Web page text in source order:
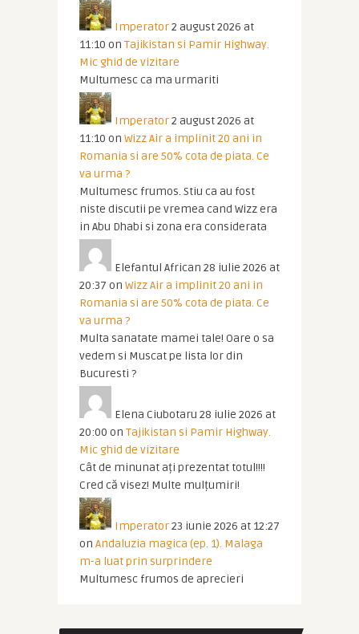
Imperator2 august 2026 at
11:10 on Tajikistan si Pamir Highway.
Mic ghid de vizitare
Multumesc ca ma urmariti
Imperator2 august 2026 at
11:10 on Wizz Air a implinit 20 ani in
Romania si are 50% cota de piata. Ce
va urma ?
Multumesc frumos. Stiu ca au fost
niste discutii pe vremea cand Wizz era
in Abu Dhabi si zona era considerata
Elefantul African 28 iulie 2026 at
20:37 on Wizz Air a implinit 20 ani in
Romania si are 50% cota de piata. Ce
va urma ?
Multa sanatate mamei tale! Oare o sa
vedem si Muscat pe lista lor din
Bucuresti ?
Elena Ciubotaru 28 iulie 2026 at
20:00 on Tajikistan si Pamir Highway.
Mic ghid de vizitare
Cât de minunat ați prezentat totul!!!!
Cred că visez! Multe mulțumiri!
Imperator23 iunie 2026 at 12:27
on Andaluzia magica (ep. 1). Malaga
m-a luat prin surprindere
Multumesc frumos de aprecieri